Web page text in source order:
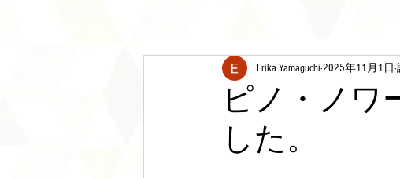
ピノ・ノワ
した。
Erika Yamaguchi 2025年11月1日